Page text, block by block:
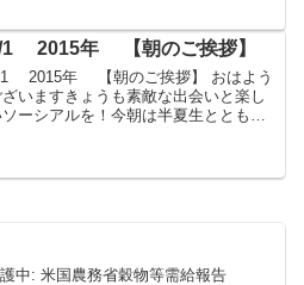
1 2015年 【朝のご挨拶】
2015年 【朝のご挨拶】 おはよう
ざいますきょうも素敵な出会いと楽し
ソーシアルを！今朝は半夏生ととも
中: 米国農務省穀物等需給報告